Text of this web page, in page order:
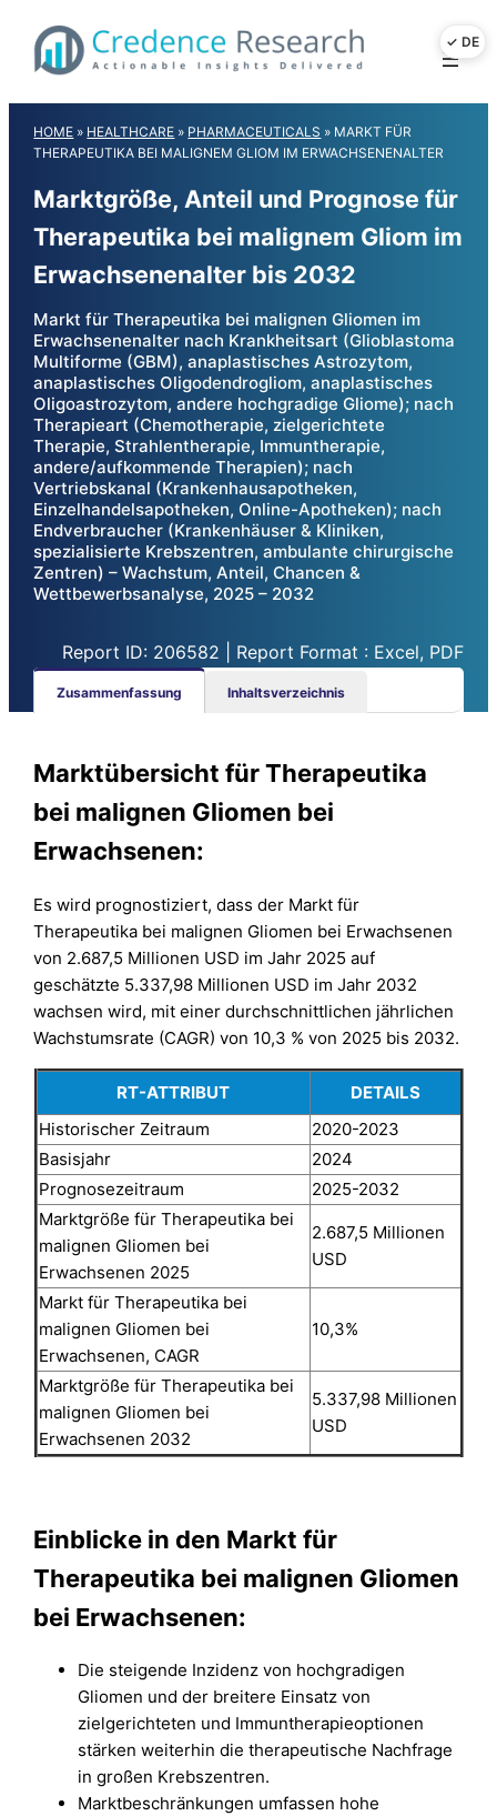
content
HOME » HEALTHCARE » PHARMACEUTICALS » MARKT FÜR
THERAPEUTIKA BEI MALIGNEM GLIOM IM ERWACHSENENALTER
Marktgröße, Anteil und Prognose für
Therapeutika bei malignem Gliom im
Erwachsenenalter bis 2032
Markt für Therapeutika bei malignen Gliomen im
Erwachsenenalter nach Krankheitsart (Glioblastoma
Multiforme (GBM), anaplastisches Astrozytom,
anaplastisches Oligodendrogliom, anaplastisches
Oligoastrozytom, andere hochgradige Gliome); nach
Therapieart (Chemotherapie, zielgerichtete
Therapie, Strahlentherapie, Immuntherapie,
andere/aufkommende Therapien); nach
Vertriebskanal (Krankenhausapotheken,
Einzelhandelsapotheken, Online-Apotheken); nach
Endverbraucher (Krankenhäuser & Kliniken,
spezialisierte Krebszentren, ambulante chirurgische
Zentren) – Wachstum, Anteil, Chancen &
Wettbewerbsanalyse, 2025 – 2032
Report ID: 206582 | Report Format : Excel, PDF
Zusammenfassung Inhaltsverzeichnis
Marktübersicht für Therapeutika
bei malignen Gliomen bei
Erwachsenen:
Es wird prognostiziert, dass der Markt für
Therapeutika bei malignen Gliomen bei Erwachsenen
von 2.687,5 Millionen USD im Jahr 2025 auf
geschätzte 5.337,98 Millionen USD im Jahr 2032
wachsen wird, mit einer durchschnittlichen jährlichen
Wachstumsrate (CAGR) von 10,3 % von 2025 bis 2032.
RT-ATTRIBUT
DETAILS
Historischer Zeitraum
2020-2023
Basisjahr
2024
Prognosezeitraum
2025-2032
Marktgröße für Therapeutika bei
malignen Gliomen bei
Erwachsenen 2025
2.687,5 Millionen
USD
Markt für Therapeutika bei
malignen Gliomen bei
Erwachsenen, CAGR
10,3%
Marktgröße für Therapeutika bei
malignen Gliomen bei
Erwachsenen 2032
5.337,98 Millionen
USD
Einblicke in den Markt für
Therapeutika bei malignen Gliomen
bei Erwachsenen:
Die steigende Inzidenz von hochgradigen
Gliomen und der breitere Einsatz von
zielgerichteten und Immuntherapieoptionen
stärken weiterhin die therapeutische Nachfrage
in großen Krebszentren.
Marktbeschränkungen umfassen hohe